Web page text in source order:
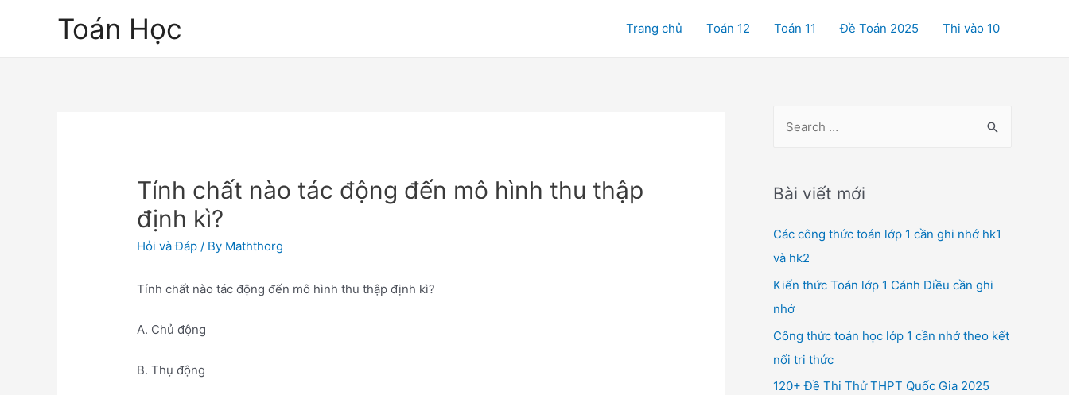
Toán Học Trang chủ Toán 12 Toán 11 Đề Toán 2025 Thi vào 10
Tính chất nào tác động đến mô hình thu thập
định kì?
Hỏi và Đáp / By Maththorg
Tính chất nào tác động đến mô hình thu thập định kì?
A. Chủ động
B. Thụ động
r
h
f
o
r
:
Bài viết mới
Các công thức toán lớp 1 cần ghi nhớ hk1
và hk2
Kiến thức Toán lớp 1 Cánh Diều cần ghi
nhớ
Công thức toán học lớp 1 cần nhớ theo kết
nối tri thức
120+ Đề Thi Thử THPT Quốc Gia 2025